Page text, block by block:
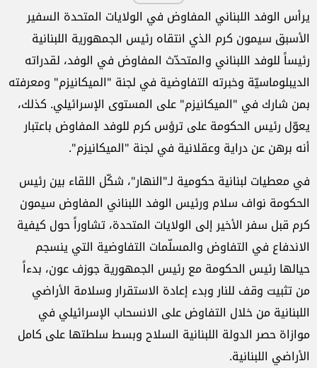
يرأس الوفد اللبناني المفاوض في الولايات المتحدة السفير
الأسبق سيمون كرم الذي انتقاه رئيس الجمهورية اللبنانية
رئيساً للوفد اللبناني والمتحدّث المفاوض في الوفد، لقدراته
الديبلوماسيّة وخبرته التفاوضية في لجنة "الميكانيزم" ومعرفته
بمن شارك في "الميكانيزم" على المستوى الإسرائيلي. كذلك،
يعوّل رئيس الحكومة على ترؤس كرم للوفد المفاوض باعتبار
أنه برهن عن دراية وعقلانية في لجنة "الميكانيزم".
في معطيات لبنانية حكومية لـ"النهار"، شكّل اللقاء بين رئيس
الحكومة نواف سلام ورئيس الوفد اللبناني المفاوض سيمون
كرم قبل سفر الأخير إلى الولايات المتحدة، تشاوراً حول كيفية
الاندفاع في التفاوض والمسلّمات التفاوضية التي ينسجم
حيالها رئيس الحكومة مع رئيس الجمهورية جوزف عون، بدءاً
من تثبيت وقف للنار وبدء إعادة الاستقرار وسلامة الأراضي
اللبنانية من خلال التفاوض على الانسحاب الإسرائيلي في
موازاة حصر الدولة اللبنانية السلاح وبسط سلطتها على كامل
الأراضي اللبنانية.